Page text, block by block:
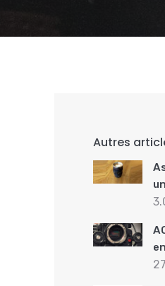
Autres